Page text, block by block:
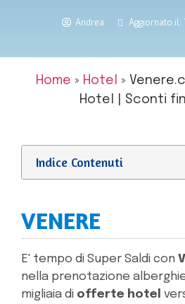
Andrea Aggiornato il:
Home » Hotel »
Hotel | Sconti
Indice Contenuti
VENERE
E' tempo di Super Saldi con
nella prenotazione
migliaia di offerte hotel